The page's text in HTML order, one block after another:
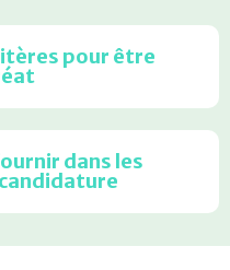
pour être
dans les